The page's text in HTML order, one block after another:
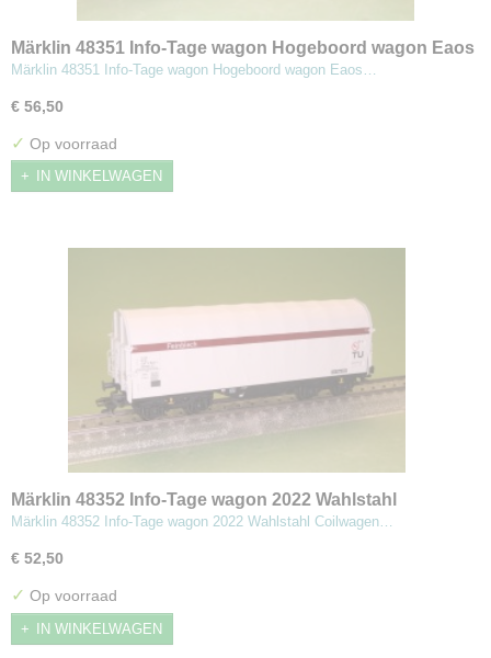
Märklin 48351 Info-Tage wagon Hogeboord wagon Eaos
beladen met hout
Märklin 48351 Info-Tage wagon Hogeboord wagon Eaos…
€ 56,50
✓ Op voorraad
IN WINKELWAGEN
Märklin 48352 Info-Tage wagon 2022 Wahlstahl
Coilwagen (Sh)
Märklin 48352 Info-Tage wagon 2022 Wahlstahl Coilwagen…
€ 52,50
✓ Op voorraad
IN WINKELWAGEN